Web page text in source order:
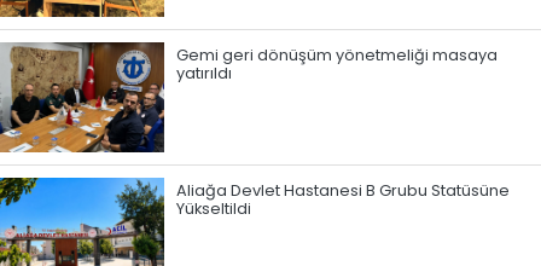
Gemi geri dönüşüm yönetmeliği masaya
yatırıldı
Aliağa Devlet Hastanesi B Grubu Statüsüne
Yükseltildi